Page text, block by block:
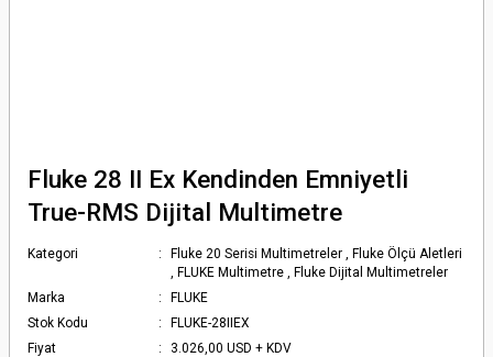
Fluke 28 II Ex Kendinden Emniyetli
True-RMS Dijital Multimetre
Kategori Fluke 20 Serisi Multimetreler , Fluke Ölçü Aletleri
, FLUKE Multimetre , Fluke Dijital Multimetreler
Marka
FLUKE
Stok Kodu
FLUKE-28IIEX
Fiyat
3.026,00 USD + KDV